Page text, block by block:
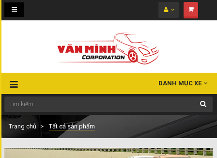
Toggle
navigation
DANH MỤC XE
Trang chủ Tất cả sản phẩm